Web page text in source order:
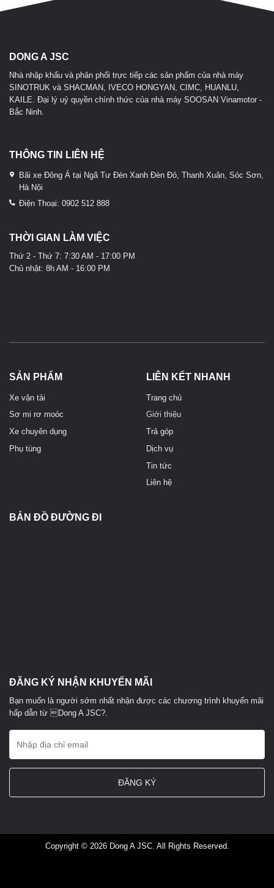
DONG A JSC
Nhà nhập khẩu và phân phối trực tiếp các sản phẩm của nhà máy
SINOTRUK và SHACMAN, IVECO HONGYAN, CIMC, HUANLU,
KAILE. Đại lý uỷ quyền chính thức của nhà máy SOOSAN Vinamotor -
Bắc Ninh.
THÔNG TIN LIÊN HỆ
Bãi xe Đông Á tại Ngã Tư Đèn Xanh Đèn Đỏ, Thanh Xuân, Sóc Sơn,
Hà Nội
Điện Thoại: 0902 512 888
THỜI GIAN LÀM VIỆC
Thứ 2 - Thứ 7: 7:30 AM - 17:00 PM
Chủ nhật: 8h AM - 16:00 PM
SẢN PHẨM
Xe vận tải
Sơ mi rơ moóc
Xe chuyên dụng
Phụ tùng
LIÊN KẾT NHANH
Trang chủ
Giới thiệu
Trả góp
Dịch vụ
Tin tức
Liên hệ
BẢN ĐỒ ĐƯỜNG ĐI
ĐĂNG KÝ NHẬN KHUYẾN MÃI
Bạn muốn là người sớm nhất nhận được các chương trình khuyến mãi
hấp dẫn từ Dong A JSC?.
Copyright © 2026 Dong A JSC. All Rights Reserved.